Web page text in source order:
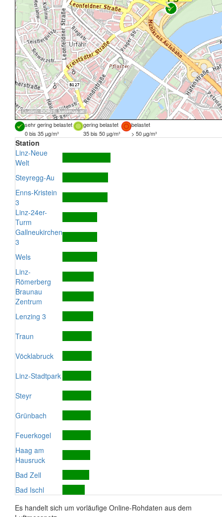
Quellen: DORIS,basemap.at
sehr gering belastet gering belastet
belastet
0 bis 35 µg/m³
35 bis 50 µg/m³ > 50 µg/m³
Station
Linz-Neue
Welt
Steyregg-Au
Enns-Kristein
3
Linz-24er-
Turm
Gallneukirchen
3
Wels
Linz-
Römerberg
Braunau
Zentrum
Lenzing 3
Traun
Vöcklabruck
Linz-Stadtpark
Steyr
Grünbach
Feuerkogel
Haag am
Hausruck
Bad Zell
Bad Ischl
Es handelt sich um vorläufige Online-Rohdaten aus dem